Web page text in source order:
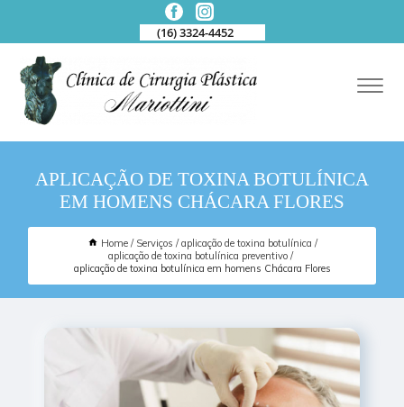
(16) 3324-4452
APLICAÇÃO DE TOXINA BOTULÍNICA
EM HOMENS CHÁCARA FLORES
Home Serviços
aplicação de toxina botulínica
aplicação de toxina botulínica preventivo
aplicação de toxina botulínica em homens Chácara Flores